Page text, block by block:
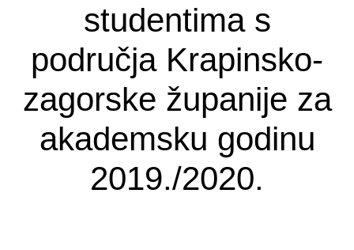
studentima s
područja Krapinsko-
zagorske županije za
akademsku godinu
2019./2020.